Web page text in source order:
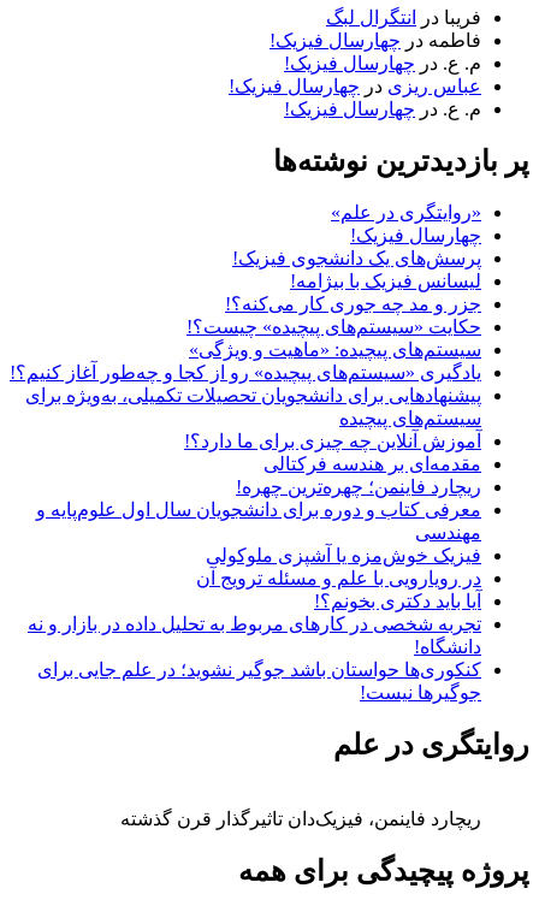
فریبا در
انتگرال لبگ
فاطمه در چهارسال فیزیک!
م. ع. در چهارسال فیزیک!
عباس ریزی در چهارسال فیزیک!
م. ع. در چهارسال فیزیک!
پر بازدیدترین نوشته‌ها
«روایتگری در علم»
چهارسال فیزیک!
پرسش‌های یک دانشجوی فیزیک!
لیسانس فیزیک با بیژامه!
جزر و مد چه جوری کار می‌کنه؟!
حکایت «سیستم‌های پیچیده» چیست؟!
سیستم‌های پیچیده: «ماهیت و ویژگی‌»
یادگیری «سیستم‌های پیچیده» رو از کجا و چه‌طور آغاز کنیم؟!
پیشنهادهایی برای دانشجویان تحصیلات تکمیلی، به‌ویژه برای
سیستم‌های پیچیده
آموزش آنلاین چه چیزی برای ما دارد؟!
مقدمه‌ای بر هندسه فرکتالی
ریچارد فاینمن؛ چهره‌ترین چهره!
معرفی کتاب و دوره برای دانشجویان سال اول علوم‌پایه و
مهندسی
فیزیک خوش‌مزه یا آشپزی ملوکولی
در رویارویی با علم و مسئله ترویج آن
آیا باید دکتری بخونم؟!
تجربه شخصی در کارهای مربوط به تحلیل داده در بازار و نه
دانشگاه!
کنکوری‌ها حواستان باشد جوگیر نشوید؛ در علم جایی برای
جوگیرها نیست!
روایتگری در علم
ریچارد فاینمن، فیزیک‌دان تاثیرگذار قرن گذشته
پروژه پیچیدگی برای همه